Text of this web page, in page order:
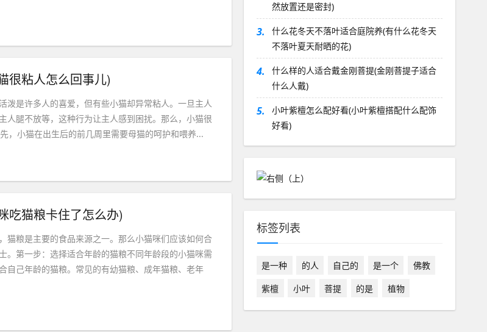
很粘人怎么回事儿)
泼是许多人的喜爱，但有些小猫却异常粘人。一旦主人
人腿不放等，这种行为让主人感到困扰。那么，小猫很
，小猫在出生后的前几周里需要母猫的呵护和喂养...
吃猫粮卡住了怎么办)
猫粮是主要的食品来源之一。那么小猫咪们应该如何合
。第一步：选择适合年龄的猫粮不同年龄段的小猫咪需
自己年龄的猫粮。常见的有幼猫粮、成年猫粮、老年
然放置还是密封)
3.
什么花冬天不落叶适合庭院养(有什么花冬天
不落叶夏天耐晒的花)
4.
什么样的人适合戴金刚菩提(金刚菩提子适合
什么人戴)
5.
小叶紫檀怎么配好看(小叶紫檀搭配什么配饰
好看)
标签列表
是一种 的人 自己的 是一个
佛教
紫檀
小叶 菩提 的是 植物